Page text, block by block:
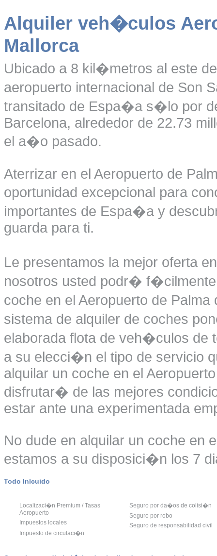
Alquiler veh�culos
Mallorca
Ubicado a 8 kil�metros al este
aeropuerto internacional de Son
transitado de Espa�a s�lo por
Barcelona, alrededor de 22.73
el a�o pasado.
Aterrizar en el Aeropuerto de
oportunidad excepcional para
importantes de Espa�a y
guarda para ti.
Le presentamos la mejor oferta
nosotros usted podr�
coche en el Aeropuerto de
sistema de alquiler de coches
elaborada flota de veh�culos de
a su elecci�n el tipo de servicio
alquilar un coche en el
disfrutar� de las mejores
estar ante una experimentada
No dude en alquilar un coche en
estamos a su disposici�n los 7
Todo Inlcuido
Localizaci�n Premium / Tasas
Aeropuerto
Impuestos locales
Impuesto de circulaci�n
Seguro por da�os de colisi�n
Seguro por robo
Seguro de responsabilidad civil